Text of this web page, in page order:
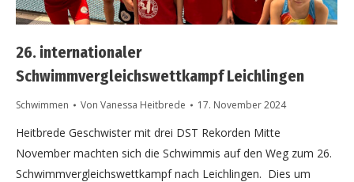
26. internationaler
Schwimmvergleichswettkampf Leichlingen
Schwimmen Von Vanessa Heitbrede 17. November 2024
Heitbrede Geschwister mit drei DST Rekorden Mitte
November machten sich die Schwimmis auf den Weg zum 26.
Schwimmvergleichswettkampf nach Leichlingen. Dies um